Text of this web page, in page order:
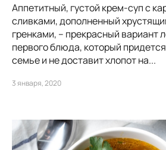
Аппетитный, густой крем-суп с
сливками, дополненный
гренками, – прекрасный вариант
первого блюда, который
семье и не доставит хлопот на...
3 января, 2020